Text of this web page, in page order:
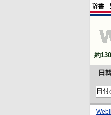
辞書
約
日